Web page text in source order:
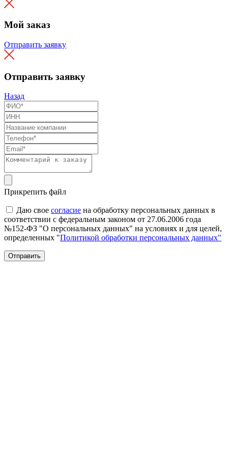
Мой заказ
Отправить заявку
Отправить заявку
Назад
Прикрепить файл
Даю свое согласие на обработку персональных данных в
соответствии с федеральным законом от 27.06.2006 года
№152-ФЗ "О персональных данных" на условиях и для целей,
определенных "Политикой обработки персональных данных"
Отправить